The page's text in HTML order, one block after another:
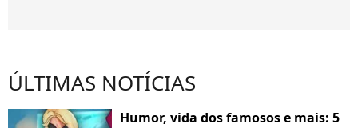
ÚLTIMAS NOTÍCIAS
Humor, vida dos famosos e mais: 5